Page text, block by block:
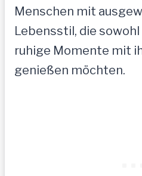
Menschen mit
Lebensstil, die
ruhige Momente mit
genießen möchten.